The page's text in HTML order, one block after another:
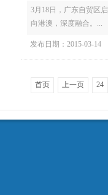
3月18日，广东自贸区
向港澳，深度融合。...
发布日期：2015-03-14
首页 上一页 24